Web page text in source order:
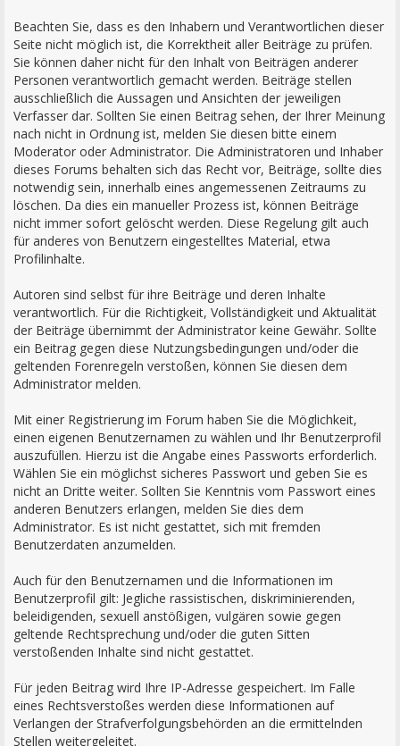
Beachten Sie, dass es den Inhabern und Verantwortlichen dieser
Seite nicht möglich ist, die Korrektheit aller Beiträge zu prüfen.
Sie können daher nicht für den Inhalt von Beiträgen anderer
Personen verantwortlich gemacht werden. Beiträge stellen
ausschließlich die Aussagen und Ansichten der jeweiligen
Verfasser dar. Sollten Sie einen Beitrag sehen, der Ihrer Meinung
nach nicht in Ordnung ist, melden Sie diesen bitte einem
Moderator oder Administrator. Die Administratoren und Inhaber
dieses Forums behalten sich das Recht vor, Beiträge, sollte dies
notwendig sein, innerhalb eines angemessenen Zeitraums zu
löschen. Da dies ein manueller Prozess ist, können Beiträge
nicht immer sofort gelöscht werden. Diese Regelung gilt auch
für anderes von Benutzern eingestelltes Material, etwa
Profilinhalte.
Autoren sind selbst für ihre Beiträge und deren Inhalte
verantwortlich. Für die Richtigkeit, Vollständigkeit und Aktualität
der Beiträge übernimmt der Administrator keine Gewähr. Sollte
ein Beitrag gegen diese Nutzungsbedingungen und/oder die
geltenden Forenregeln verstoßen, können Sie diesen dem
Administrator melden.
Mit einer Registrierung im Forum haben Sie die Möglichkeit,
einen eigenen Benutzernamen zu wählen und Ihr Benutzerprofil
auszufüllen. Hierzu ist die Angabe eines Passworts erforderlich.
Wählen Sie ein möglichst sicheres Passwort und geben Sie es
nicht an Dritte weiter. Sollten Sie Kenntnis vom Passwort eines
anderen Benutzers erlangen, melden Sie dies dem
Administrator. Es ist nicht gestattet, sich mit fremden
Benutzerdaten anzumelden.
Auch für den Benutzernamen und die Informationen im
Benutzerprofil gilt: Jegliche rassistischen, diskriminierenden,
beleidigenden, sexuell anstößigen, vulgären sowie gegen
geltende Rechtsprechung und/oder die guten Sitten
verstoßenden Inhalte sind nicht gestattet.
Für jeden Beitrag wird Ihre IP-Adresse gespeichert. Im Falle
eines Rechtsverstoßes werden diese Informationen auf
Verlangen der Strafverfolgungsbehörden an die ermittelnden
Stellen weitergeleitet.